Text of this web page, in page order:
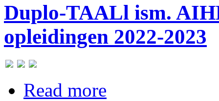
Duplo-TAALl ism.
opleidingen 2022-2023
Read more